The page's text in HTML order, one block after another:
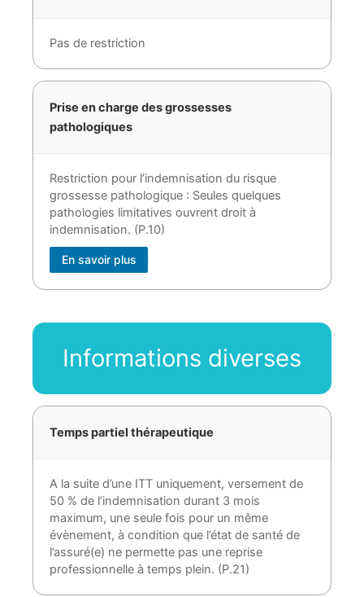
Pas de restriction
Prise en charge des grossesses
pathologiques
Restriction pour l’indemnisation du risque
grossesse pathologique : Seules quelques
pathologies limitatives ouvrent droit à
indemnisation. (P.10)
En savoir plus
Informations diverses
Temps partiel thérapeutique
A la suite d’une ITT uniquement, versement de
50 % de l’indemnisation durant 3 mois
maximum, une seule fois pour un même
évènement, à condition que l’état de santé de
l’assuré(e) ne permette pas une reprise
professionnelle à temps plein. (P.21)